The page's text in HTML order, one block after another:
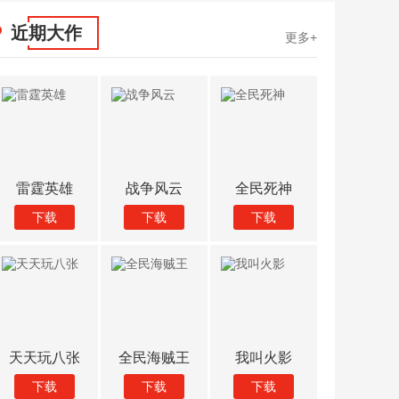
近期大作 更多+
雷霆英雄
下载
战争风云
下载
全民死神
下载
天天玩八张
下载
全民海贼王
下载
我叫火影
下载